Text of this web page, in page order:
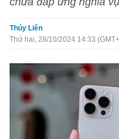
Thúy Liên
Thứ hai, 28/10/2024 14:33